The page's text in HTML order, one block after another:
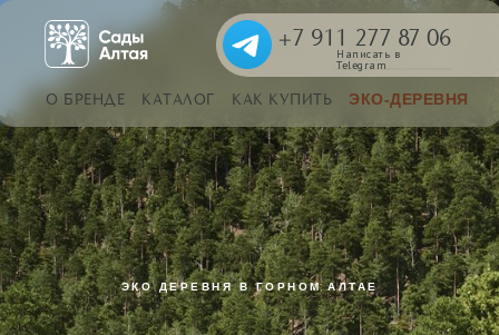
КАК КУПИТЬ
КАТАЛОГ
О БРЕНДЕ ЭКО-ДЕРЕВНЯ
+7 911 277 87 06
Написать в
Telegram
ЭКО ДЕРЕВНЯ В ГОРНОМ АЛТАЕ